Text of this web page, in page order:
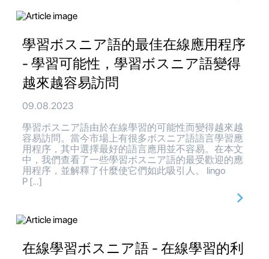
學習ボスニア語的最佳在線應用程序
- 學習可能性，學習ボスニア語變得
越來越容易訪問
09.08.2023
學習ボスニア語由於在線學習的可能性而變得越來越
容易訪問。當今市場上有很多ボスニア語語言學習應
用程序，其中選擇最好的語言應用並不容易。在本文
中，我們查看了一些學習ボスニア語的最受歡迎的應
用程序，並解釋了什麼使它們如此吸引人。 lingo
P […]
在線學習ボスニア語 - 在線學習的利